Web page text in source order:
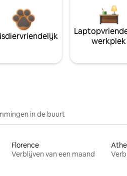
werkplek
in de buurt
Florence
Verblijven van een maand